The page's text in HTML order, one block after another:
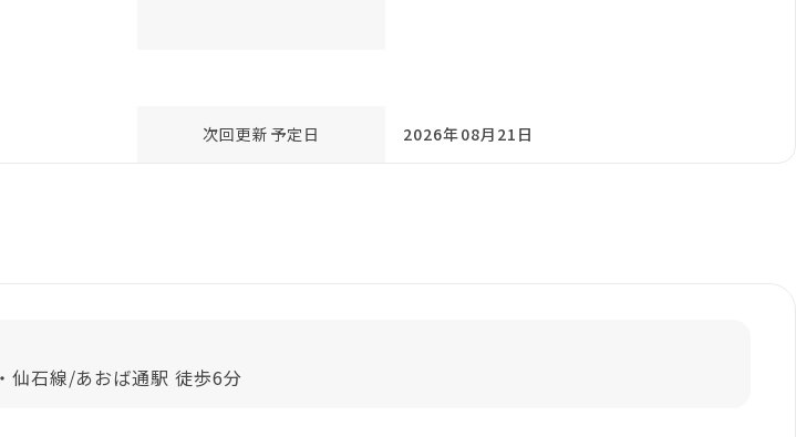
次回更新予定日 2026年08月21日
仙石線/あおば通駅 徒歩6分